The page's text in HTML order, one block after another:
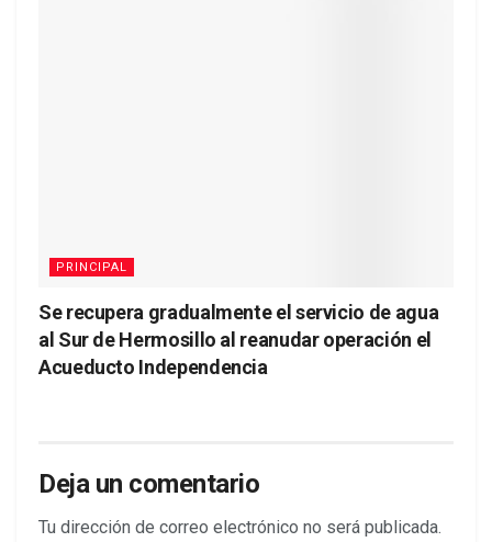
PRINCIPAL
Se recupera gradualmente el servicio de agua
al Sur de Hermosillo al reanudar operación el
Acueducto Independencia
Deja un comentario
Tu dirección de correo electrónico no será publicada.